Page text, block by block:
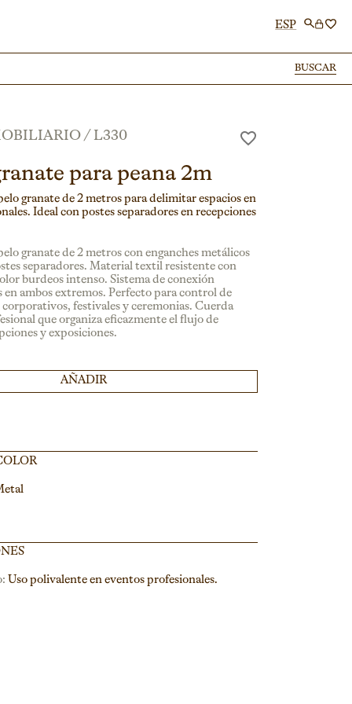
ESP
BUSCAR
BUSCAR
/ L330
para peana 2m
granate de 2 metros para delimitar espacios en
Ideal con postes separadores en recepciones
granate de 2 metros con enganches metálicos
separadores. Material textil resistente con
burdeos intenso. Sistema de conexión
en ambos extremos. Perfecto para control de
corporativos, festivales y ceremonias. Cuerda
que organiza eficazmente el flujo de
y exposiciones.
AÑADIR
Uso polivalente en eventos profesionales.